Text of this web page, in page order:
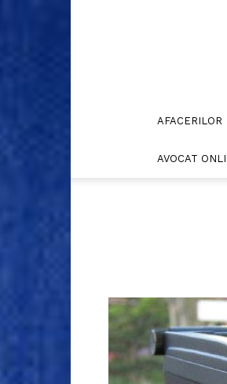
AFACERILOR
AVOCAT